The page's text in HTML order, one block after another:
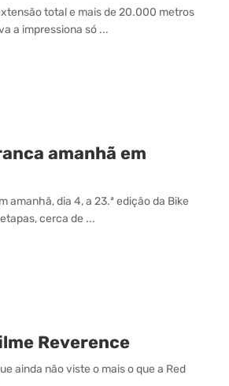
total e mais de 20.000 metros
a impressiona só ...
amanhã em
amanhã, dia 4, a 23.ª edição da Bike
cerca de ...
Reverence
ainda não viste o mais o que a Red